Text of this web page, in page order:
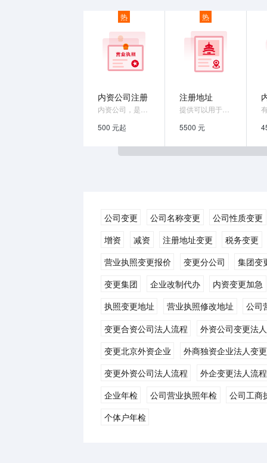
热
内资公司注册
500 元起
热
注册地址
5500 元
公司变更 公司名称变更
公司性质变更
增资
减资 注册地址变更
税务变更
营业执照变更报价
变更分公司
集团变
变更集团
企业改制代办
内资变更加急
执照变更地址
营业执照修改地址
公司
变更合资公司法人流程
外资公司变更法
变更北京外资企业
外商独资企业法人变
变更外资公司法人流程
外企变更法人流程
企业年检
公司营业执照年检
公司工商
个体户年检